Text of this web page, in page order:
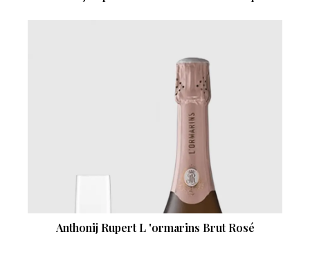
Anthonij Rupert L 'ormarins Brut Rosé